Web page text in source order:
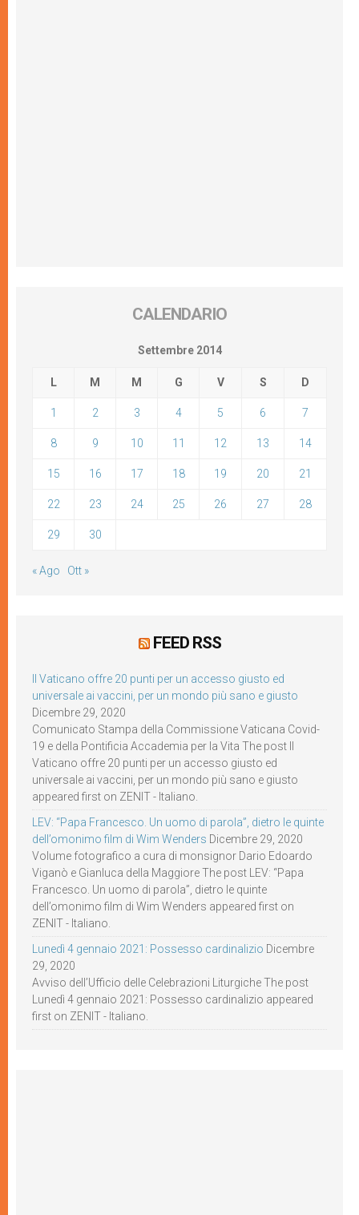
CALENDARIO
Settembre 2014
L M M G V S D
1 2 3 4 5 6 7
8 9 10 11 12 13 14
15 16 17 18 19 20 21
22 23 24 25 26 27 28
29 30
« Ago Ott »
FEED RSS
Il Vaticano offre 20 punti per un accesso giusto ed
universale ai vaccini, per un mondo più sano e giusto
Dicembre 29, 2020
Comunicato Stampa della Commissione Vaticana Covid-
19 e della Pontificia Accademia per la Vita The post Il
Vaticano offre 20 punti per un accesso giusto ed
universale ai vaccini, per un mondo più sano e giusto
appeared first on ZENIT - Italiano.
LEV: “Papa Francesco. Un uomo di parola”, dietro le quinte
dell’omonimo film di Wim Wenders Dicembre 29, 2020
Volume fotografico a cura di monsignor Dario Edoardo
Viganò e Gianluca della Maggiore The post LEV: “Papa
Francesco. Un uomo di parola”, dietro le quinte
dell’omonimo film di Wim Wenders appeared first on
ZENIT - Italiano.
Lunedì 4 gennaio 2021: Possesso cardinalizio Dicembre
29, 2020
Avviso dell’Ufficio delle Celebrazioni Liturgiche The post
Lunedì 4 gennaio 2021: Possesso cardinalizio appeared
first on ZENIT - Italiano.